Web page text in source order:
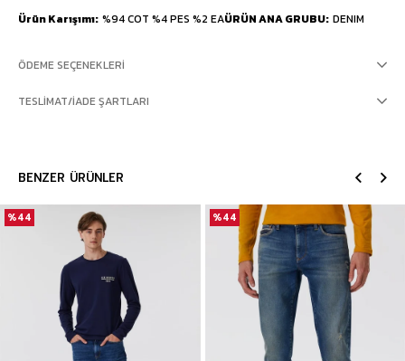
Ürün Karışımı %94 COT %4 PES %2 EAÜRÜN ANA GRUBU DENIM
ÖDEME SEÇENEKLERI
TESLIMAT/İADE ŞARTLARI
BENZER ÜRÜNLER
%44 %44